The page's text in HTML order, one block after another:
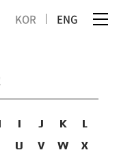
KOR ENG
I J K
L
U V W
X